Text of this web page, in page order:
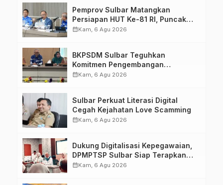
Pemprov Sulbar Matangkan
Persiapan HUT Ke-81 RI, Puncak
Upacara di Lapangan Ahmad
calendar_monthKam, 6 Agu 2026
BKPSDM Sulbar Teguhkan
Komitmen Pengembangan
Kompetensi ASN melalui
calendar_monthKam, 6 Agu 2026
Sulbar Perkuat Literasi Digital
Cegah Kejahatan Love Scamming
calendar_monthKam, 6 Agu 2026
Dukung Digitalisasi Kepegawaian,
DPMPTSP Sulbar Siap Terapkan
Aplikasi FLEKSI ASN
calendar_monthKam, 6 Agu 2026